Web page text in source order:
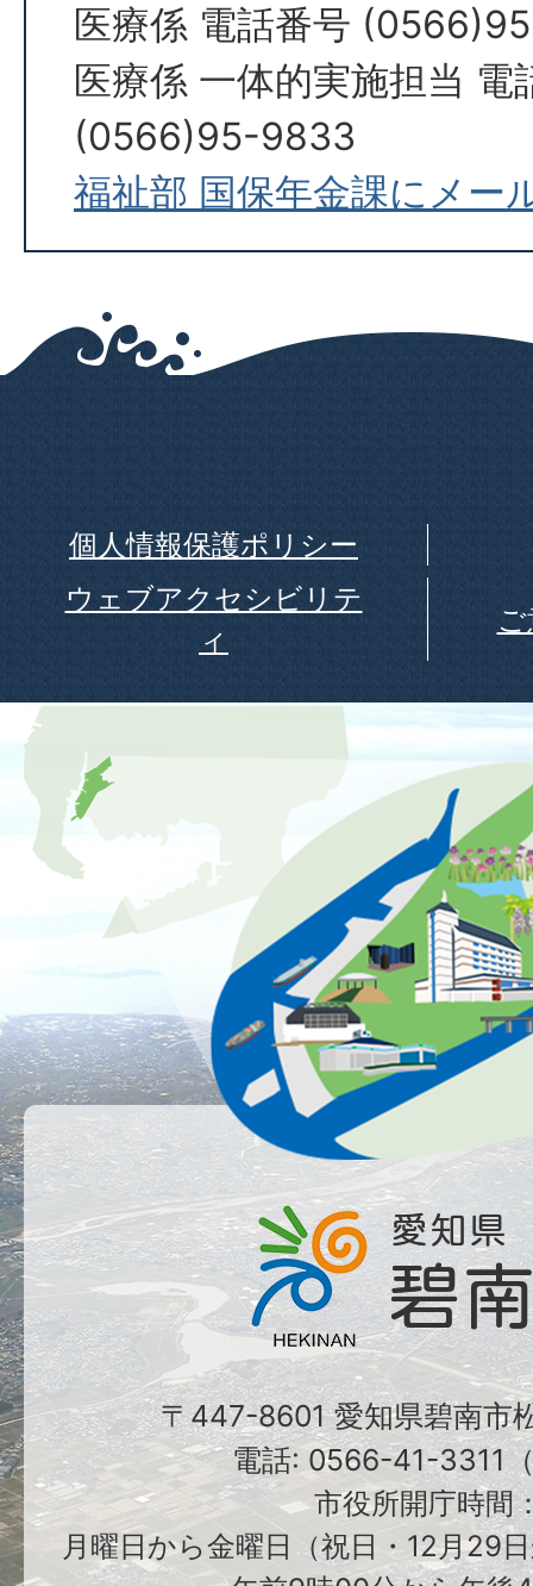
医療係 電話番号
医療係 一体的実施担当 電
(0566)95-9833
福祉部 国保年金課にメー
個人情報保護ポリシー
ウェブアクセシビリテ
ィ
〒447-8601 愛知県碧南市
電話: 0566-41-3311
市役所開庁時間
月曜日から金曜日（祝日・12月29